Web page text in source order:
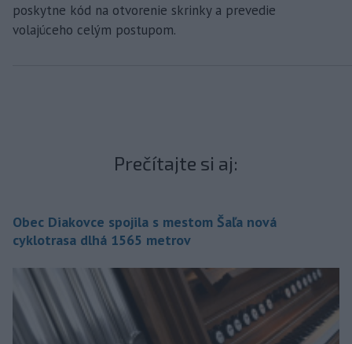
poskytne kód na otvorenie skrinky a prevedie
volajúceho celým postupom.
Prečítajte si aj:
Obec Diakovce spojila s mestom Šaľa nová
cyklotrasa dlhá 1565 metrov